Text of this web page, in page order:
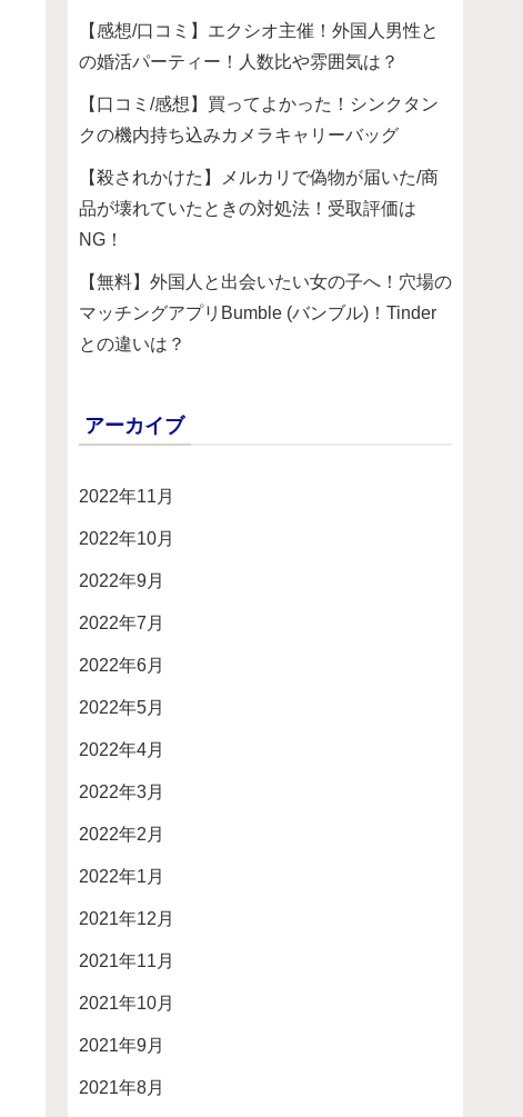
【感想/口コミ】エクシオ主催！外国人男性と
の婚活パーティー！人数比や雰囲気は？
【口コミ/感想】買ってよかった！シンクタン
クの機内持ち込みカメラキャリーバッグ
【殺されかけた】メルカリで偽物が届いた/商
品が壊れていたときの対処法！受取評価は
NG！
【無料】外国人と出会いたい女の子へ！穴場の
マッチングアプリBumble (バンブル)！Tinder
との違いは？
アーカイブ
2022年11月
2022年10月
2022年9月
2022年7月
2022年6月
2022年5月
2022年4月
2022年3月
2022年2月
2022年1月
2021年12月
2021年11月
2021年10月
2021年9月
2021年8月